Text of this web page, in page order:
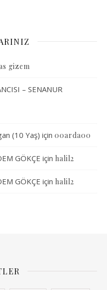
gizem
– SENANUR
(10 Yaş) için 00arda00
GÖKÇE için halil2
GÖKÇE için halil2